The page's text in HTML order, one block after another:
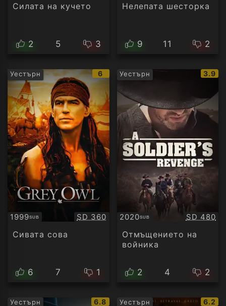
Силата на кучето
2 5 3
Нелепата шесторка
9 11 2
Уестърн
IMDb
рейтинг:
6
1999SUB
Субтитри Качество:
SD 360
Сивата сова
6 7 1
Уестърн
IMDb
3.9
2020SUB
Субтитри SD 480
Отмъщението на
войника
2 4 2
Уестърн
IMDb
6.8 Уестърн
IMDb
6.2